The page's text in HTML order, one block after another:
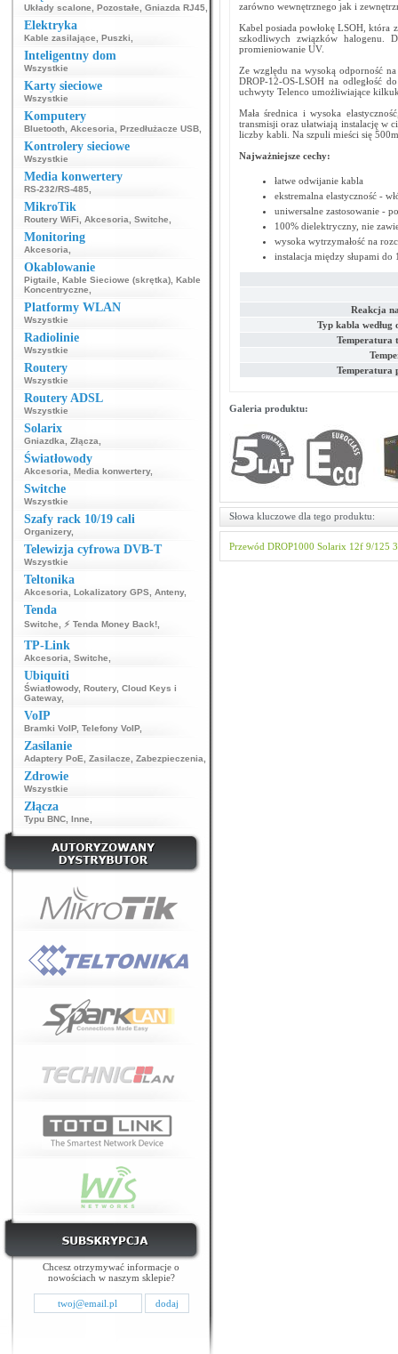
Układy scalone Pozostałe Gniazda RJ45
Elektryka
Kable zasilające Puszki
Inteligentny dom
Wszystkie
Karty sieciowe
Wszystkie
Komputery
Bluetooth Akcesoria Przedłużacze USB
Kontrolery sieciowe
Wszystkie
Media konwertery
RS-232/RS-485
MikroTik
Routery WiFi Akcesoria Switche
Monitoring
Akcesoria
Okablowanie
Pigtaile Kable Sieciowe (skrętka) Kable
Koncentryczne
Platformy WLAN
Wszystkie
Radiolinie
Wszystkie
Routery
Wszystkie
Routery ADSL
Wszystkie
Solarix
Gniazdka Złącza
Światłowody
Akcesoria Media konwertery,
Switche
Wszystkie
Szafy rack 10/19 cali
Organizery,
Telewizja cyfrowa DVB-T
Wszystkie
Teltonika
Akcesoria Lokalizatory GPS Anteny,
Tenda
Switche ⚡ Tenda Money Back!
TP-Link
Akcesoria Switche
Ubiquiti
Światłowody, Routery, Cloud Keys i
Gateway,
VoIP
Bramki VoIP, Telefony VoIP,
Zasilanie
Adaptery PoE Zasilacze Zabezpieczenia
Zdrowie
Wszystkie
Złącza
Typu BNC Inne
Chcesz otrzymywać informacje o
nowościach w naszym sklepie?
zarówno wewnętrznego jak i
Kabel posiada powłokę LSOH, która
szkodliwych związków halogenu.
promieniowanie UV.
Ze względu na wysoką odporność
DROP-12-OS-LSOH na odległość
uchwyty Telenco umożliwiające
Mała średnica i wysoka
transmisji oraz ułatwiają instalację w
liczby kabli. Na szpuli mieści się
Najważniejsze cechy:
łatwe odwijanie kabla
ekstremalna elastyczność -
uniwersalne zastosowanie -
100% dielektryczny, nie
wysoka wytrzymałość na
instalacja między słupami do
Reakcja
Typ kabla
Temperatura
Temperatura
Galeria produktu:
Słowa kluczowe dla tego produktu:
Przewód DROP1000 Solarix 12f 9/125